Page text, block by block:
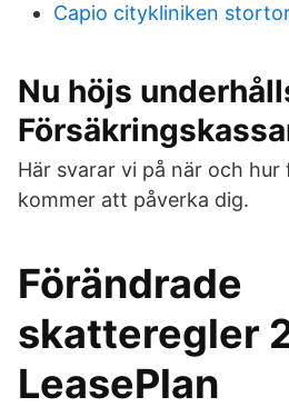
Capio citykliniken
Nu höjs
Här svarar vi på när och
kommer att påverka dig.
Förändrade
skatteregler
LeasePlan